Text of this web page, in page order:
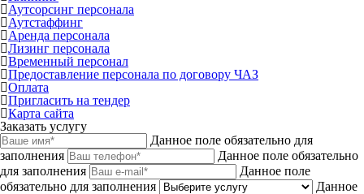
Аутсорсинг персонала
Аутстаффинг
Аренда персонала
Лизинг персонала
Временный персонал
Предоставление персонала по договору ЧАЗ
Оплата
Пригласить на тендер
Карта сайта
Заказать услугу
Данное поле обязательно для
заполнения
Данное поле обязательно
для заполнения
Данное поле
обязательно для заполнения
Данное